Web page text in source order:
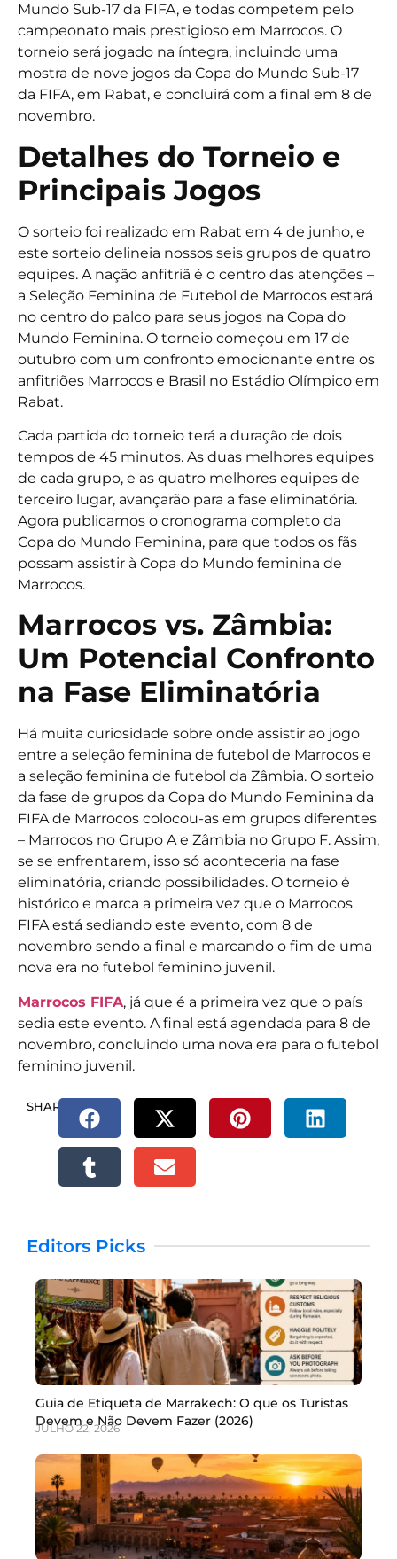
Mundo Sub-17 da FIFA, e todas competem pelo
campeonato mais prestigioso em Marrocos. O
torneio será jogado na íntegra, incluindo uma
mostra de nove jogos da Copa do Mundo Sub-17
da FIFA, em Rabat, e concluirá com a final em 8 de
novembro.
Detalhes do Torneio e
Principais Jogos
O sorteio foi realizado em Rabat em 4 de junho, e
este sorteio delineia nossos seis grupos de quatro
equipes. A nação anfitriã é o centro das atenções –
a Seleção Feminina de Futebol de Marrocos estará
no centro do palco para seus jogos na Copa do
Mundo Feminina. O torneio começou em 17 de
outubro com um confronto emocionante entre os
anfitriões Marrocos e Brasil no Estádio Olímpico em
Rabat.
Cada partida do torneio terá a duração de dois
tempos de 45 minutos. As duas melhores equipes
de cada grupo, e as quatro melhores equipes de
terceiro lugar, avançarão para a fase eliminatória.
Agora publicamos o cronograma completo da
Copa do Mundo Feminina, para que todos os fãs
possam assistir à Copa do Mundo feminina de
Marrocos.
Marrocos vs. Zâmbia:
Um Potencial Confronto
na Fase Eliminatória
Há muita curiosidade sobre onde assistir ao jogo
entre a seleção feminina de futebol de Marrocos e
a seleção feminina de futebol da Zâmbia. O sorteio
da fase de grupos da Copa do Mundo Feminina da
FIFA de Marrocos colocou-as em grupos diferentes
– Marrocos no Grupo A e Zâmbia no Grupo F. Assim,
se se enfrentarem, isso só aconteceria na fase
eliminatória, criando possibilidades. O torneio é
histórico e marca a primeira vez que o Marrocos
FIFA está sediando este evento, com 8 de
novembro sendo a final e marcando o fim de uma
nova era no futebol feminino juvenil.
Marrocos FIFA, já que é a primeira vez que o país
sedia este evento. A final está agendada para 8 de
novembro, concluindo uma nova era para o futebol
feminino juvenil.
SHARE.
Editors Picks
Guia de Etiqueta de Marrakech: O que os Turistas
Devem e Não Devem Fazer (2026)
JULHO 22, 2026